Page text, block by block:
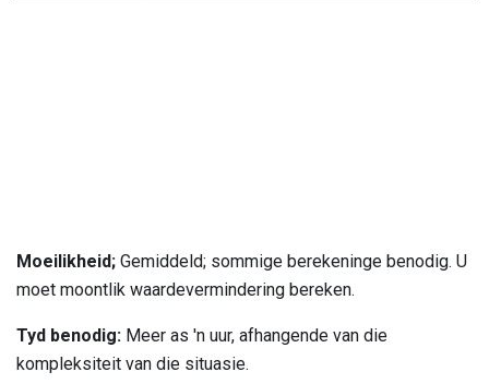
Moeilikheid; Gemiddeld; sommige berekeninge benodig. U
moet moontlik waardevermindering bereken.
Tyd benodig: Meer as 'n uur, afhangende van die
kompleksiteit van die situasie.